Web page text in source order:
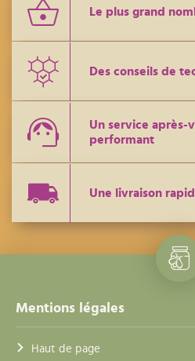
Le plus grand
Des conseils de
Un service après-
performant
Une livraison
Mentions légales
Haut de page